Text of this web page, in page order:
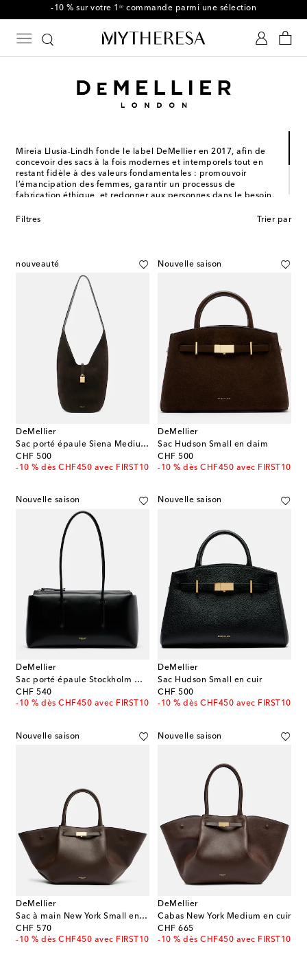
-10 % sur votre 1ʳᵉ commande parmi une sélection
Mireia Llusia-Lindh fonde le label DeMellier en 2017, afin de
concevoir des sacs à la fois modernes et intemporels tout en
restant fidèle à des valeurs fondamentales : promouvoir
l’émancipation des femmes, garantir un processus de
fabrication éthique, et redonner aux personnes dans le besoin.
Confectionnés en Espagne à partir de matériaux issus de
Filtres Trier par
nouveauté
DeMellier
Sac porté épaule Siena Medium en daim
CHF 500
original price
-10 % dès CHF450 avec FIRST10
Nouvelle saison
DeMellier
Sac Hudson Small en daim
CHF 500
original price
-10 % dès CHF450 avec FIRST10
Nouvelle saison
DeMellier
Sac porté épaule Stockholm Medium en cuir
CHF 540
original price
-10 % dès CHF450 avec FIRST10
Nouvelle saison
DeMellier
Sac Hudson Small en cuir
CHF 500
original price
-10 % dès CHF450 avec FIRST10
Nouvelle saison
DeMellier
Sac à main New York Small en cuir
CHF 570
original price
-10 % dès CHF450 avec FIRST10
Nouvelle saison
DeMellier
Cabas New York Medium en cuir
CHF 665
original price
-10 % dès CHF450 avec FIRST10